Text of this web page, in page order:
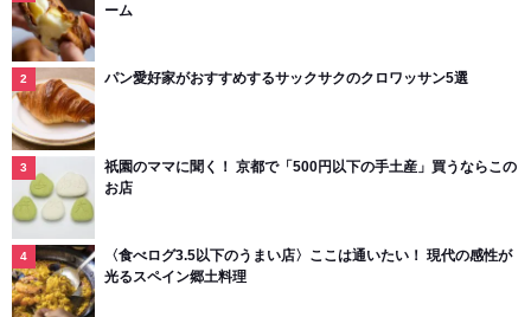
ーム
パン愛好家がおすすめするサックサクのクロワッサン5選
祇園のママに聞く！ 京都で「500円以下の手土産」買うならこの
お店
〈食べログ3.5以下のうまい店〉ここは通いたい！ 現代の感性が
光るスペイン郷土料理